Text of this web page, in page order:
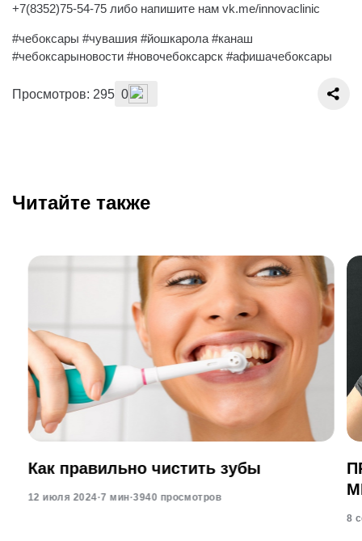
+7(8352)75-54-75 либо напишите нам vk.me/innovaclinic
#чебоксары #чувашия #йошкарола #канаш
#чебоксарыновости #новочебоксарск #афишачебоксары
Просмотров: 295 0
Читайте также
Как правильно чистить зубы
12 июля 2024·7 мин·3940 просмотров
8